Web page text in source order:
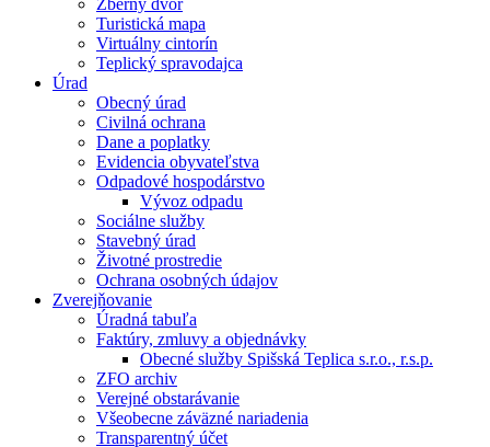
Zberný dvor
Turistická mapa
Virtuálny cintorín
Teplický spravodajca
Úrad
Obecný úrad
Civilná ochrana
Dane a poplatky
Evidencia obyvateľstva
Odpadové hospodárstvo
Vývoz odpadu
Sociálne služby
Stavebný úrad
Životné prostredie
Ochrana osobných údajov
Zverejňovanie
Úradná tabuľa
Faktúry, zmluvy a objednávky
Obecné služby Spišská Teplica s.r.o., r.s.p.
ZFO archiv
Verejné obstarávanie
Všeobecne záväzné nariadenia
Transparentný účet